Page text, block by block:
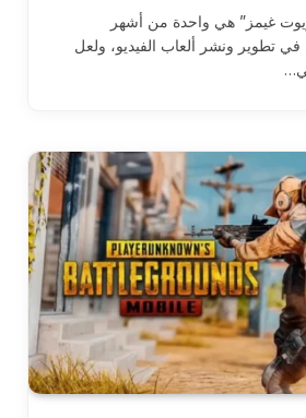
غيمز” هي واحدة من أشهر
تطوير ونشر ألعاب الفيديو، ولعل